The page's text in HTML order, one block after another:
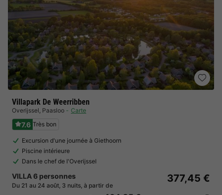
Villapark De Weerribben
Overijssel, Paasloo Carte
7.6 Très bon
Excursion d'une journée à Giethoorn
Piscine intérieure
Dans le chef de l'Overijssel
VILLA 6 personnes
Du 21 au 24 août, 3 nuits, à partir de
377,45 €